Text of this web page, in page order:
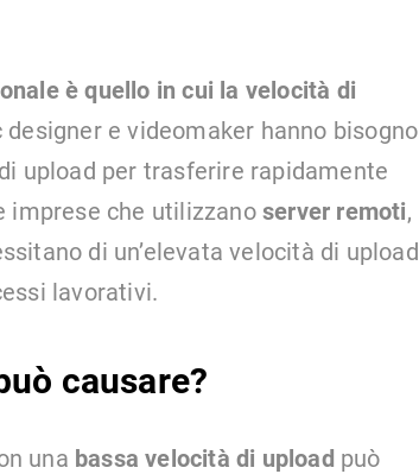
è quello in cui la velocità di
e videomaker hanno bisogno
upload per trasferire rapidamente
imprese che utilizzanoserver remoti,
di un’elevata velocità di upload
lavorativi.
causare?
una bassa velocità di upload può